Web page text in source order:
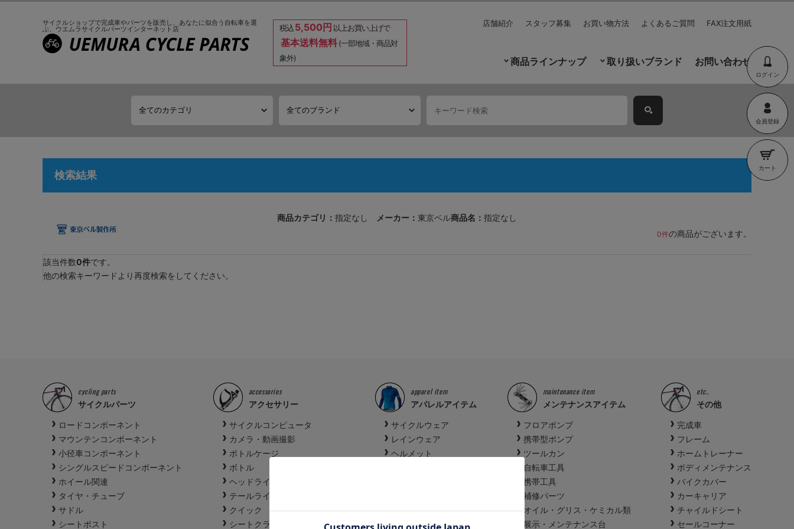
サイクルショップで完成車やパーツを販売し、 あなたに似合う自転車を選
ぶ、 ウエムラサイクルパーツインターネット店 税込5,500円 以上お買い上げで
基本送料無料(一部地域・商品対
象外)
店舗紹介 スタッフ募集 お買い物方法 よくあるご質問 FAX注文用紙
ログイン
会員登録
カート
商品ラインナップ 取り扱いブランド お問い合わせ
検索結果
商品カテゴリ： 指定なし メーカー： 東京ベル商品名： 指定なし
0件の商品がございます。
該当件数0件です。
他の検索キーワードより再度検索をしてください。
cycling parts
サイクルパーツ
ロードコンポーネント
マウンテンコンポーネント
小径車コンポーネント
シングルスピードコンポーネント
ホイール関連
タイヤ・チューブ
サドル
シートポスト
accessories
アクセサリー
サイクルコンピュータ
カメラ・動画撮影
ボトルケージ
ボトル
ヘッドライト
テールライト
クイック
シートクランプ
apparel item
アパレルアイテム
サイクルウェア
レインウェア
ヘルメット
サイクルシューズ
maintenance item
メンテナンスアイテム
フロアポンプ
携帯型ポンプ
ツールカン
自転車工具
携帯工具
補修パーツ
オイル・グリス・ケミカル類
展示・メンテナンス台
etc..
その他
完成車
フレーム
ホームトレーナー
ボディメンテナンス
バイクカバー
カーキャリア
チャイルドシート
セールコーナー